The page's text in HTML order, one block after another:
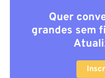
Quer
grandes sem